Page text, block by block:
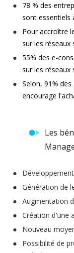
78 % des
sont essentiels
Pour accroître
sur les réseaux
55% des e-
sur les réseaux
Selon, 91%
encourage
Les
Génération de
Augmentation
Création d'une
Nouveau
Possibilité de